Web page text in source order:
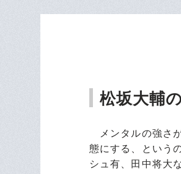
松坂大輔
メンタルの強さ
態にする、という
シュ有、田中将大